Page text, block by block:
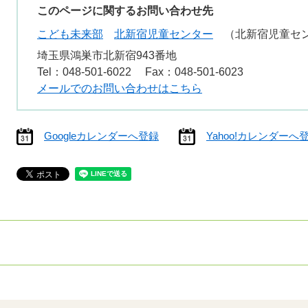
このページに関するお問い合わせ先
こども未来部
北新宿児童センター
北新宿児童セ
埼玉県鴻巣市北新宿943番地
Tel：048-501-6022
Fax：048-501-6023
メールでのお問い合わせはこちら
Googleカレンダーへ登録 Yahoo!カレンダーへ